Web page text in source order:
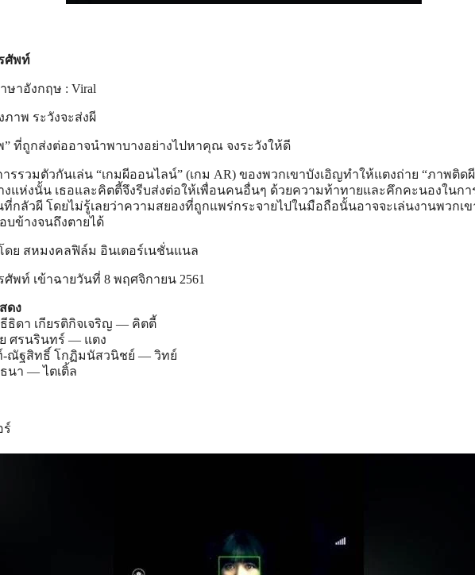
ศัพท์
ษาอังกฤษ : Viral
ภาพ ระวังจะส่งผี
” ที่ถูกส่งต่ออาจนำพาบางอย่างไปหาคุณ จงระวังให้ดี
ารรวมตัวกันเล่น “เกมผีออนไลน์” (เกม AR) ของพวกเขาบังเอิญทำให้แตงถ่าย “ภาพติด
งแห่งนั้น เธอและคิตตี้จึงรีบส่งต่อให้เพื่อนคนอื่นๆ ด้วยความท้าทายและคึกคะนองในกา
ที่กลัวผี โดยไม่รู้เลยว่าความสยองที่ถูกแพร่กระจายไปในมือถือนั้นอาจจะเล่นงานพวกเข
บข้างจนถึงตายได้
ดย สหมงคลฟิล์ม อินเตอร์เนชั่นแนล
ศัพท์ เข้าฉายวันที่ 8 พฤศจิกายน 2561
ดง
ธิดา เกียรติกิจเจริญ — คิตตี้
ศรนรินทร์ — แตง
-ณัฐสิทธิ์ โกฏิมนัสวนิชย์ — วิทย์
นา — ไตเติ้ล
ร์